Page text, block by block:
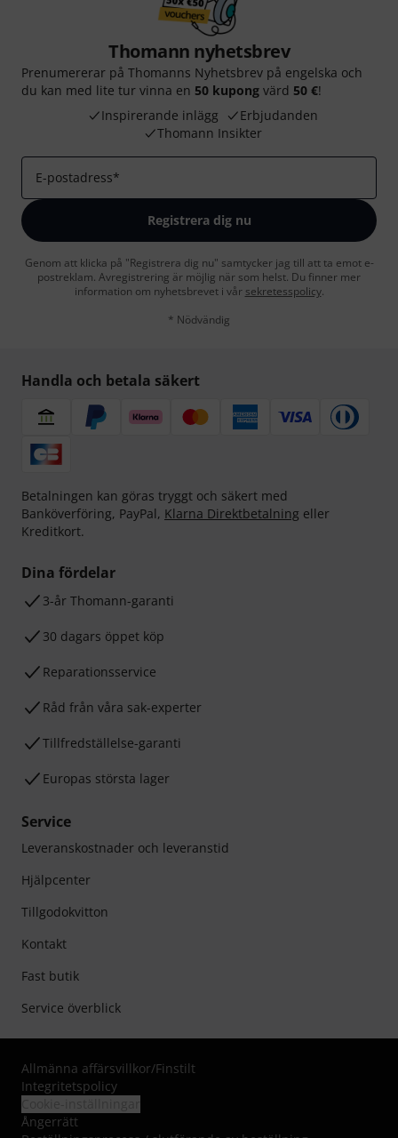
Thomann nyhetsbrev
Prenumererar på Thomanns Nyhetsbrev på engelska och
du kan med lite tur vinna en 50 kupong värd 50 €!
Inspirerande inlägg
Erbjudanden
Thomann Insikter
E-postadress*
Registrera dig nu
Genom att klicka på "Registrera dig nu" samtycker jag till att ta emot e-
postreklam. Avregistrering är möjlig när som helst. Du finner mer
information om nyhetsbrevet i vår sekretesspolicy.
* Nödvändig
Handla och betala säkert
Betalningen kan göras tryggt och säkert med
Banköverföring, PayPal, Klarna Direktbetalning eller
Kreditkort.
Dina fördelar
3-år Thomann-garanti
30 dagars öppet köp
Reparationsservice
Råd från våra sak-experter
Tillfredställelse-garanti
Europas största lager
Service
Leveranskostnader och leveranstid
Hjälpcenter
Tillgodokvitton
Kontakt
Fast butik
Service överblick
Allmänna affärsvillkor/Finstilt
Integritetspolicy
Ångerrätt